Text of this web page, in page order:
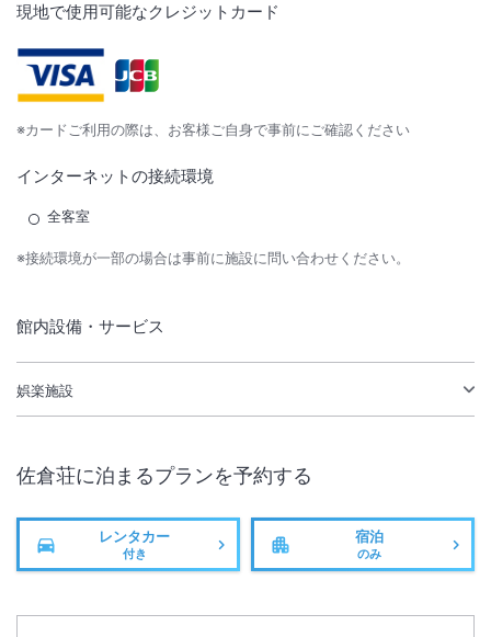
現地で使用可能なクレジットカード
※カードご利用の際は、お客様ご自身で事前にご確認ください
インターネットの接続環境
全客室
※接続環境が一部の場合は事前に施設に問い合わせください。
館内設備・サービス
娯楽施設
佐倉荘に泊まるプランを予約する
レンタカー
付き
宿泊
のみ